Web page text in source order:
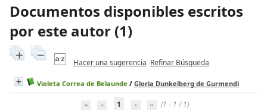
Documentos disponibles escritos
por este autor (1)
Hacer una sugerencia Refinar Búsqueda
Violeta Correa de Belaunde / Gloria Dunkelberg de Gurmendi
1
(1 - 1 / 1)